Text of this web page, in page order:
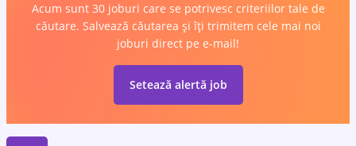
Acum sunt 30 joburi care se potrivesc criteriilor tale de
căutare. Salvează căutarea și îți trimitem cele mai noi
joburi direct pe e-mail!
Setează alertă job